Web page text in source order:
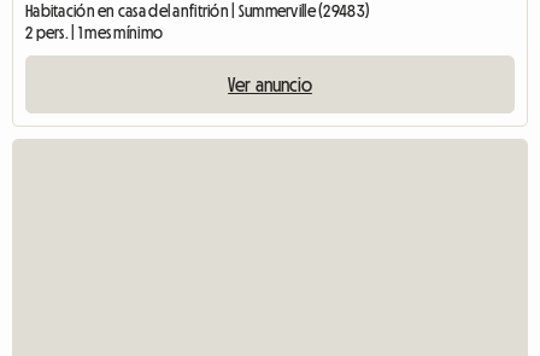
Habitación en casa del anfitrión | Summerville (29483)
2 pers. | 1 mes mínimo
Ver anuncio